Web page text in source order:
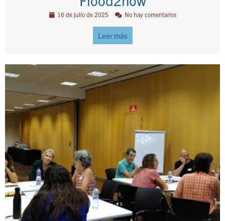
16 de julio de 2025 No hay comentarios
Leer más